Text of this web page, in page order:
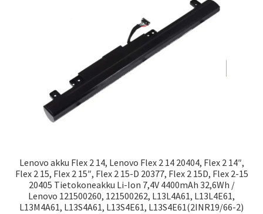
Lenovo akku Flex 2 14, Lenovo Flex 2 14 20404, Flex 2 14″,
Flex 2 15, Flex 2 15″, Flex 2 15-D 20377, Flex 2 15D, Flex 2-15
20405 Tietokoneakku Li-Ion 7,4V 4400mAh 32,6Wh /
Lenovo 121500260, 121500262, L13L4A61, L13L4E61,
L13M4A61, L13S4A61, L13S4E61, L13S4E61(2INR19/66-2)